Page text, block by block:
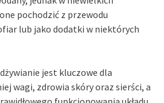
pochodzić z przewodu
lub jako dodatki w niektórych
jest kluczowe dla
wagi, zdrowia skóry oraz sierści, a